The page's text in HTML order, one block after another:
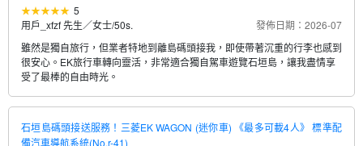
5
用戶_xfzf 先生／女士/50s.
發佈日期：2026-07
雖然是獨自旅行，但業者特地到離島碼頭接我，即使帶著沉重的行李也感到
很安心。EK旅行車轉向靈活，非常適合獨自駕車遊覽石垣島，讓我盡情享
受了最棒的自由時光。
石垣島碼頭接送服務！三菱EK WAGON (迷你車) 《最多可載4人》 標準配
備汽車導航系統(No.r-41)